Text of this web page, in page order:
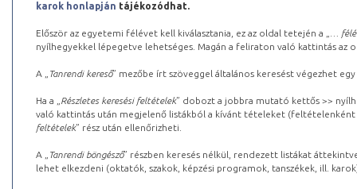
karok honlapján tájékozódhat.
Először az egyetemi félévet kell kiválasztania, ez az oldal tetején a „
…
nyílhegyekkel lépegetve lehetséges. Magán a feliraton való kattintás az
A „ Tanrendi kereső” mezőbe írt szöveggel általános keresést végezhet
Ha a „ Részletes keresési feltételek” dobozt a jobbra mutató kettős >>
való kattintás után megjelenő listákból a kívánt tételeket (feltételenként
feltételek” rész után ellenőrizheti.
A „ Tanrendi böngésző” részben keresés nélkül, rendezett listákat
lehet elkezdeni (oktatók, szakok, képzési programok, tanszékek, ill.